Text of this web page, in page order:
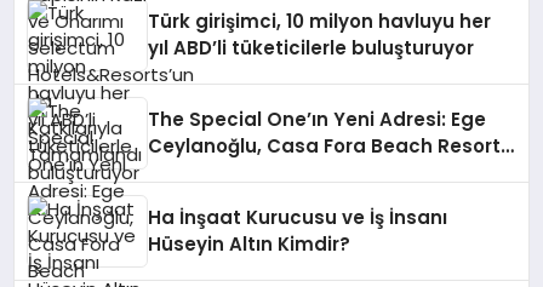
Türk girişimci, 10 milyon havluyu her
yıl ABD’li tüketicilerle buluşturuyor
The Special One’ın Yeni Adresi: Ege
Ceylanoğlu, Casa Fora Beach Resort
Ha İnşaat Kurucusu ve İş İnsanı
Hüseyin Altın Kimdir?